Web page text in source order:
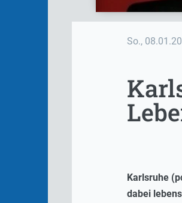
So.,
Karlsruhe
dabei